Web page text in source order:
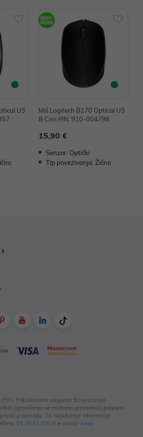
US
Miš Logitech B170 Optical US
B Crni P/N: 910-004798
15,90 €
Senzor: Optički
Tip povezivanja: Žično
PDV. Pokušavamo osigurati što preciznije
ograničenja ne možemo garantirati potpunu
proizvoda. Za najažurnije informacije
01 3033 100 ili e-maila: nova-